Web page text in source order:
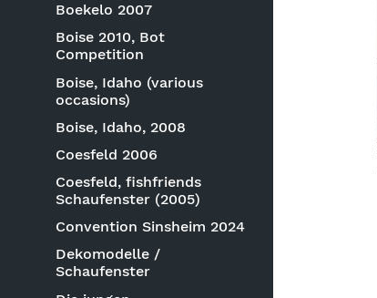
Boekelo 2007
Boise 2010, Bot
Competition
Boise, Idaho (various
occasions)
Boise, Idaho, 2008
Coesfeld 2006
Coesfeld, fishfriends
Schaufenster (2005)
Convention Sinsheim 2024
Dekomodelle /
Schaufenster